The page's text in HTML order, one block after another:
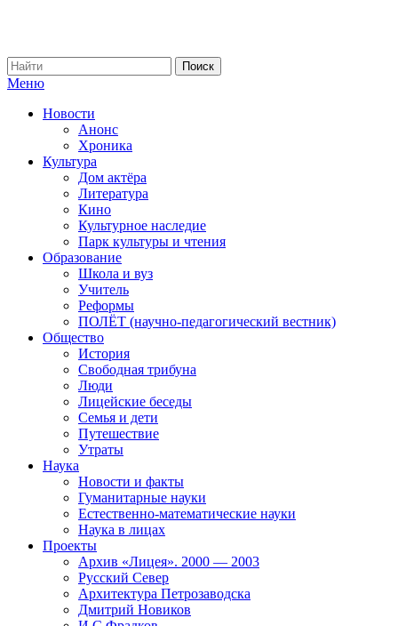
Меню
Новости
Анонс
Хроника
Культура
Дом актёра
Литература
Кино
Культурное наследие
Парк культуры и чтения
Образование
Школа и вуз
Учитель
Реформы
ПОЛЁТ (научно-педагогический вестник)
Общество
История
Свободная трибуна
Люди
Лицейские беседы
Семья и дети
Путешествие
Утраты
Наука
Новости и факты
Гуманитарные науки
Естественно-математические науки
Наука в лицах
Проекты
Архив «Лицея». 2000 — 2003
Русский Север
Архитектура Петрозаводска
Дмитрий Новиков